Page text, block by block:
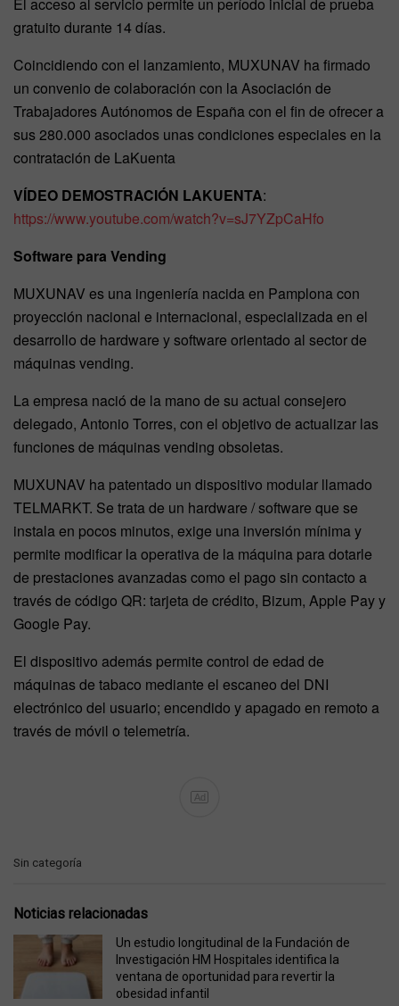
gratuito durante 14 días.
Coincidiendo con el lanzamiento, MUXUNAV ha firmado
un convenio de colaboración con la Asociación de
Trabajadores Autónomos de España con el fin de ofrecer a
sus 280.000 asociados unas condiciones especiales en la
contratación de LaKuenta
VÍDEO DEMOSTRACIÓN LAKUENTA:
https://www.youtube.com/watch?v=sJ7YZpCaHfo
Software para Vending
MUXUNAV es una ingeniería nacida en Pamplona con
proyección nacional e internacional, especializada en el
desarrollo de hardware y software orientado al sector de
máquinas vending.
La empresa nació de la mano de su actual consejero
delegado, Antonio Torres, con el objetivo de actualizar las
funciones de máquinas vending obsoletas.
MUXUNAV ha patentado un dispositivo modular llamado
TELMARKT. Se trata de un hardware / software que se
instala en pocos minutos, exige una inversión mínima y
permite modificar la operativa de la máquina para dotarle
de prestaciones avanzadas como el pago sin contacto a
través de código QR: tarjeta de crédito, Bizum, Apple Pay y
Google Pay.
El dispositivo además permite control de edad de
máquinas de tabaco mediante el escaneo del DNI
electrónico del usuario; encendido y apagado en remoto a
través de móvil o telemetría.
Ad
C
e
Sin categoría
Noticias relacionadas
Un estudio longitudinal de la Fundación de
Investigación HM Hospitales identifica la
ventana de oportunidad para revertir la
obesidad infantil